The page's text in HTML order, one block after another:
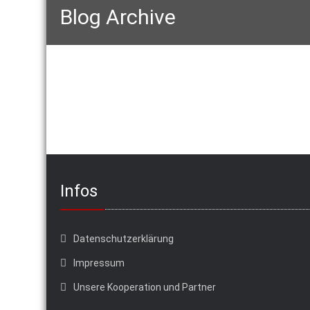
Blog Archive
Infos
Datenschutzerklärung
Impressum
Unsere Kooperation und Partner